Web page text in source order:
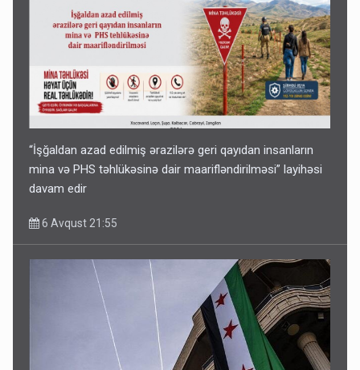
“İşğaldan azad edilmiş ərazilərə geri qayıdan insanların
mina və PHS təhlükəsinə dair maarifləndirilməsi” layihəsi
davam edir
6 Avqust 21:55